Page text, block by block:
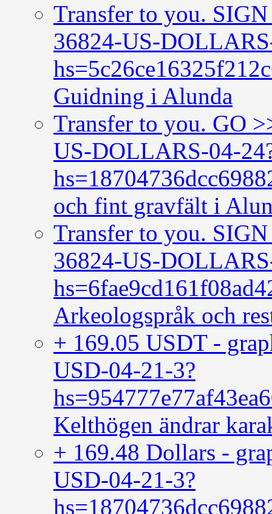
Transfer to you.
36824-US-
Guidning i Alunda
Transfer to you. GO
US-DOLLARS-04-
och fint gravfält i
Transfer to you.
36824-US-
Arkeologspråk och
+ 169.05 USDT -
USD-04-21-3?
Kelthögen ändrar
+ 169.48 Dollars -
USD-04-21-3?